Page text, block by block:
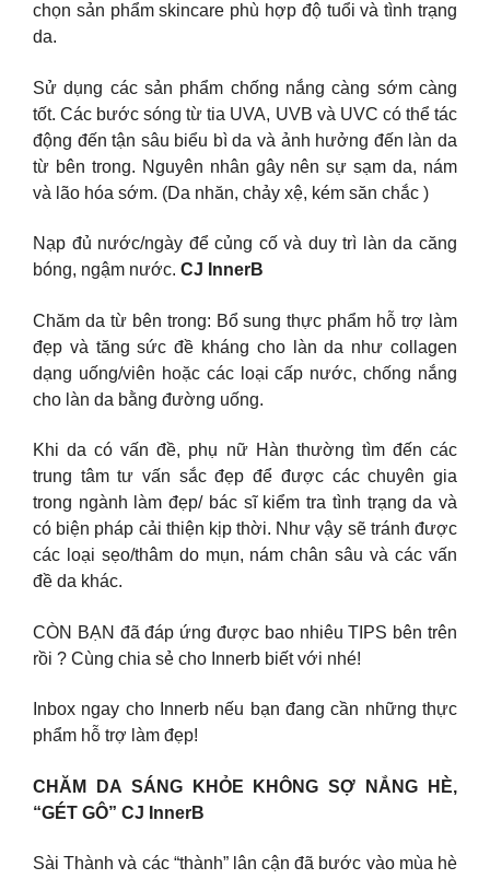
chọn sản phẩm skincare phù hợp độ tuổi và tình trạng
da.
Sử dụng các sản phẩm chống nắng càng sớm càng
tốt. Các bước sóng từ tia UVA, UVB và UVC có thể tác
động đến tận sâu biểu bì da và ảnh hưởng đến làn da
từ bên trong. Nguyên nhân gây nên sự sạm da, nám
và lão hóa sớm. (Da nhăn, chảy xệ, kém săn chắc )
Nạp đủ nước/ngày để củng cố và duy trì làn da căng
bóng, ngậm nước. CJ InnerB
Chăm da từ bên trong: Bổ sung thực phẩm hỗ trợ làm
đẹp và tăng sức đề kháng cho làn da như collagen
dạng uống/viên hoặc các loại cấp nước, chống nắng
cho làn da bằng đường uống.
Khi da có vấn đề, phụ nữ Hàn thường tìm đến các
trung tâm tư vấn sắc đẹp để được các chuyên gia
trong ngành làm đẹp/ bác sĩ kiểm tra tình trạng da và
có biện pháp cải thiện kịp thời. Như vậy sẽ tránh được
các loại sẹo/thâm do mụn, nám chân sâu và các vấn
đề da khác.
CÒN BẠN đã đáp ứng được bao nhiêu TIPS bên trên
rồi ? Cùng chia sẻ cho Innerb biết với nhé!
Inbox ngay cho Innerb nếu bạn đang cần những thực
phẩm hỗ trợ làm đẹp!
CHĂM DA SÁNG KHỎE KHÔNG SỢ NẮNG HÈ,
“GÉT GÔ” CJ InnerB
Sài Thành và các “thành” lân cận đã bước vào mùa hè